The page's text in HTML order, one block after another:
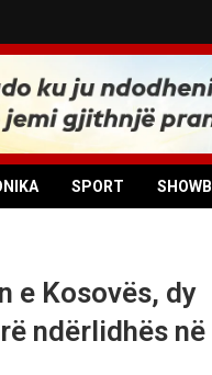
SPORT
e Kosovës, dy
ndërlidhës në